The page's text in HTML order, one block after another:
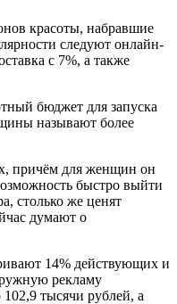
красоты, набравшие
следуют онлайн-
с 7%, а также
бюджет для запуска
называют более
причём для женщин он
быстро выйти
столько же ценят
думают о
14% действующих и
рекламу
тысячи рублей, а